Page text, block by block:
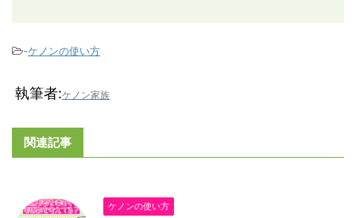
-ケノンの使い方
執筆者:ケノン家族
関連記事
ケノンの使い方